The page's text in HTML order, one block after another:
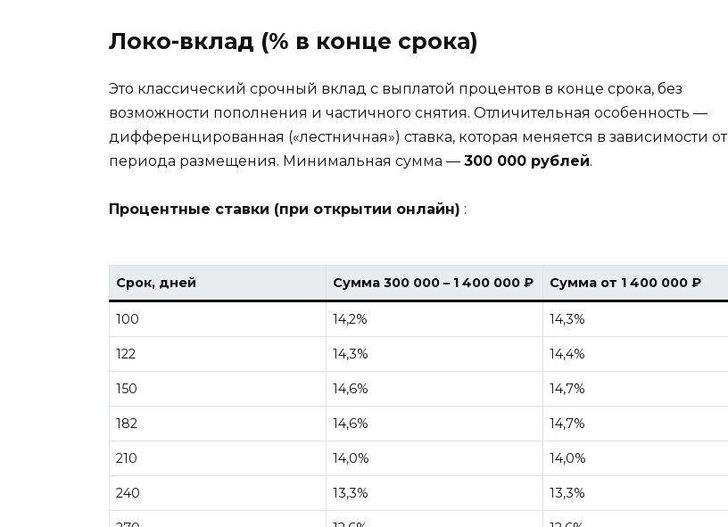
Локо-вклад (% в конце срока)
Это классический срочный вклад с выплатой процентов в конце срока, без
возможности пополнения и частичного снятия. Отличительная особенность —
дифференцированная («лестничная») ставка, которая меняется в зависимости от
периода размещения. Минимальная сумма — 300 000 рублей.
Процентные ставки (при открытии онлайн) :
Срок, дней Сумма 300 000 – 1 400 000 ₽ Сумма от 1 400 000 ₽
100 14,2% 14,3%
122 14,3% 14,4%
150 14,6% 14,7%
182 14,6% 14,7%
210 14,0% 14,0%
240 13,3% 13,3%